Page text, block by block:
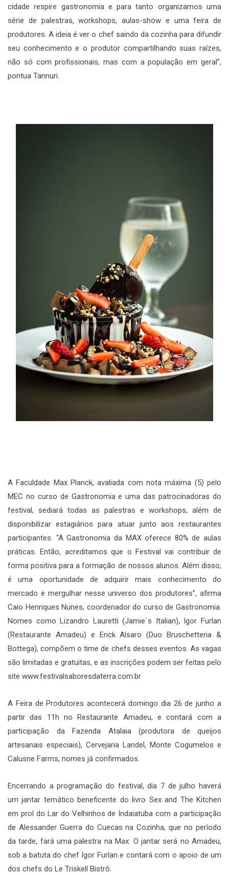
cidade respire gastronomia e para tanto organizamos uma
série de palestras, workshops, aulas-show e uma feira de
produtores. A ideia é ver o chef saindo da cozinha para difundir
seu conhecimento e o produtor compartilhando suas raízes,
não só com profissionais, mas com a população em geral”,
pontua Tannuri.
A Faculdade Max Planck, avaliada com nota máxima (5) pelo
MEC no curso de Gastronomia e uma das patrocinadoras do
festival, sediará todas as palestras e workshops, além de
disponibilizar estagiários para atuar junto aos restaurantes
participantes. “A Gastronomia da MAX oferece 80% de aulas
práticas. Então, acreditamos que o Festival vai contribuir de
forma positiva para a formação de nossos alunos. Além disso,
é uma oportunidade de adquirir mais conhecimento do
mercado e mergulhar nesse universo dos produtores”, afirma
Caio Henriques Nunes, coordenador do curso de Gastronomia.
Nomes como Lizandro Lauretti (Jamie`s Italian), Igor Furlan
(Restaurante Amadeu) e Erick Alsaro (Duo Bruschetteria &
Bottega), compõem o time de chefs desses eventos. As vagas
são limitadas e gratuitas, e as inscrições podem ser feitas pelo
site www.festivalsaboresdaterra.com.br
A Feira de Produtores acontecerá domingo dia 26 de junho a
partir das 11h no Restaurante Amadeu, e contará com a
participação da Fazenda Atalaia (produtora de queijos
artesanais especiais), Cervejaria Landel, Monte Cogumelos e
Calusne Farms, nomes já confirmados.
Encerrando a programação do festival, dia 7 de julho haverá
um jantar temático beneficente do livro Sex and The Kitchen
em prol do Lar do Velhinhos de Indaiatuba com a participação
de Alessander Guerra do Cuecas na Cozinha, que no período
da tarde, fará uma palestra na Max. O jantar será no Amadeu,
sob a batuta do chef Igor Furlan e contará com o apoio de um
dos chefs do Le Triskell Bistrô.